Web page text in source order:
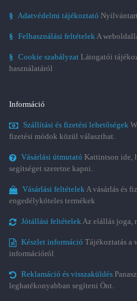
§ Adatvédelmi tájékoztató
§ Felhasználási feltételekA
§ Cookie szabályzat Látogatói
használatáról
Információ
Szállítási és fizetési lehetőségek
fizetési módok közül választhat.
Vásárlási útmutató Kattintson ide,
segítséget szeretne kapni.
Vásárlási feltételekA vásárlás és
engedélyköteles termékek
Jótállási feltételekAz elállás joga,
Készlet információ Tájékoztatás a
információról
Reklamáció és visszaküldés
leghatékonyabban segíteni Önt.